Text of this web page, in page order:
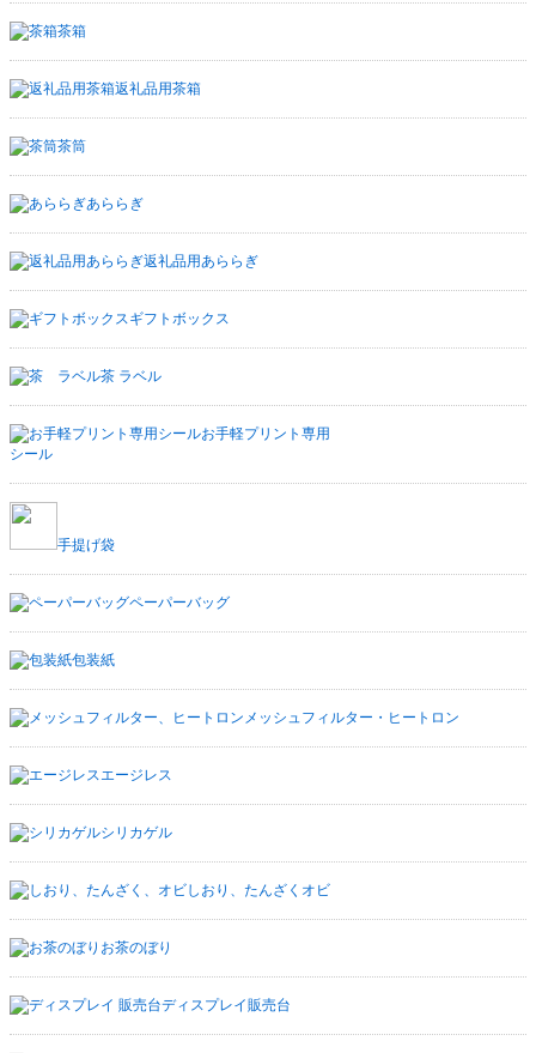
茶箱
返礼品用茶箱
茶筒
あららぎ
返礼品用あららぎ
ギフトボックス
茶 ラベル
お手軽プリント専用
シール
手提げ袋
ペーパーバッグ
包装紙
メッシュフィルター・ヒートロン
エージレス
シリカゲル
しおり、たんざくオビ
お茶のぼり
ディスプレイ販売台